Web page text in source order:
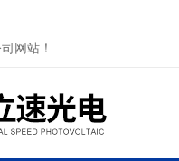
网站！